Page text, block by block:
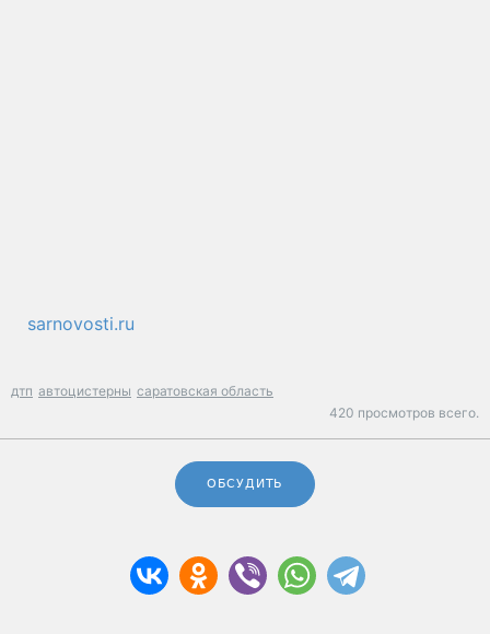
sarnovosti.ru
дтп автоцистерны саратовская область
420 просмотров всего.
ОБСУДИТЬ